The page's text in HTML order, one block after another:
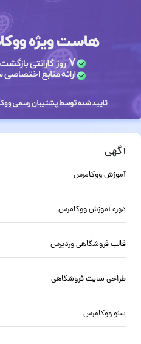
آگهی
آموزش ووکامرس
دوره آموزش ووکامرس
قالب فروشگاهی وردپرس
طراحی سایت فروشگاهی
سئو ووکامرس